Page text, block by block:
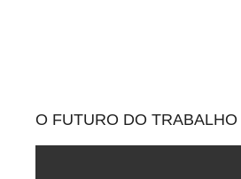
O FUTURO DO